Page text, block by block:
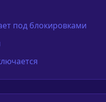
под блокировками